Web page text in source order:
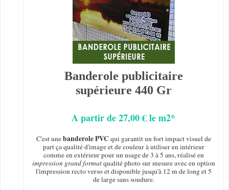
Banderole publicitaire
supérieure 440 Gr
A partir de 27,00 € le m2*
C'est unebanderole PVC qui garantit un fort impact visuel de
part ça qualité d'image et de couleur à utiliser en intérieur
comme en extérieur pour un usage de 3 à 5 ans, réalisé en
impression grand formatqualité photo sur mesure avec en option
l'impression recto verso et disponible jusqu'à 12 m de long et 5
de large sans soudure.